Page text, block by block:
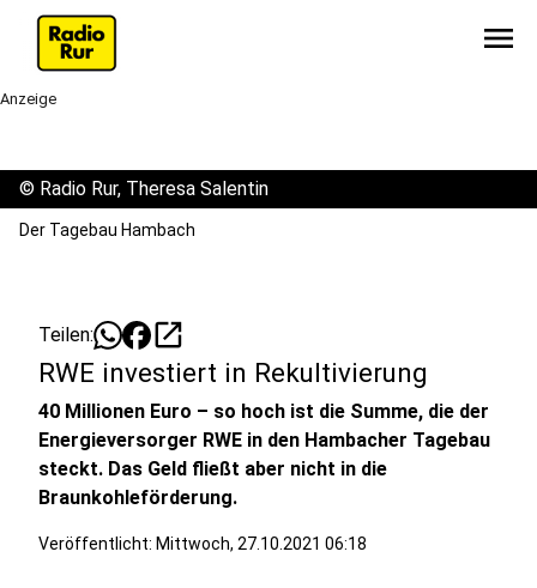
menu
Anzeige
© Radio Rur, Theresa Salentin
Der Tagebau Hambach
Teilen: open_in_new
RWE investiert in Rekultivierung
40 Millionen Euro – so hoch ist die Summe, die der
Energieversorger RWE in den Hambacher Tagebau
steckt. Das Geld fließt aber nicht in die
Braunkohleförderung.
Veröffentlicht: Mittwoch, 27.10.2021 06:18